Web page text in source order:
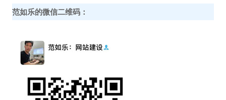
范如乐的微信二维码：